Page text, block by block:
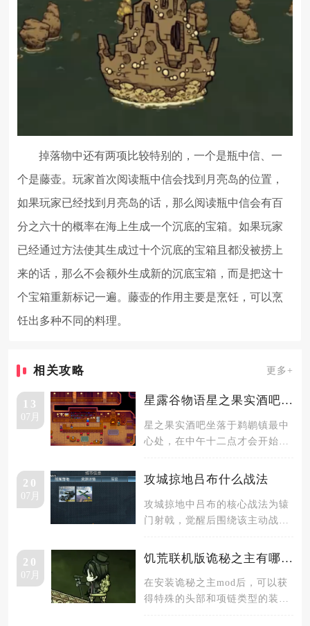
掉落物中还有两项比较特别的，一个是瓶中信、一
个是藤壶。玩家首次阅读瓶中信会找到月亮岛的位置，
如果玩家已经找到月亮岛的话，那么阅读瓶中信会有百
分之六十的概率在海上生成一个沉底的宝箱。如果玩家
已经通过方法使其生成过十个沉底的宝箱且都没被捞上
来的话，那么不会额外生成新的沉底宝箱，而是把这十
个宝箱重新标记一遍。藤壶的作用主要是烹饪，可以烹
饪出多种不同的料理。
相关攻略 更多+
13
07月
星露谷物语星之果实酒吧有哪些功能
星之果实酒吧坐落于鹈鹕镇最中
心处，在中午十二点才会开始营
业，星之
20
07月
攻城掠地吕布什么战法
攻城掠地中吕布的核心战法为辕
门射戟，觉醒后围绕该主动战法
齐
20
07月
饥荒联机版诡秘之主有哪些头部项链装备
在安装诡秘之主mod后，可以获
得特殊的头部和项链类型的装